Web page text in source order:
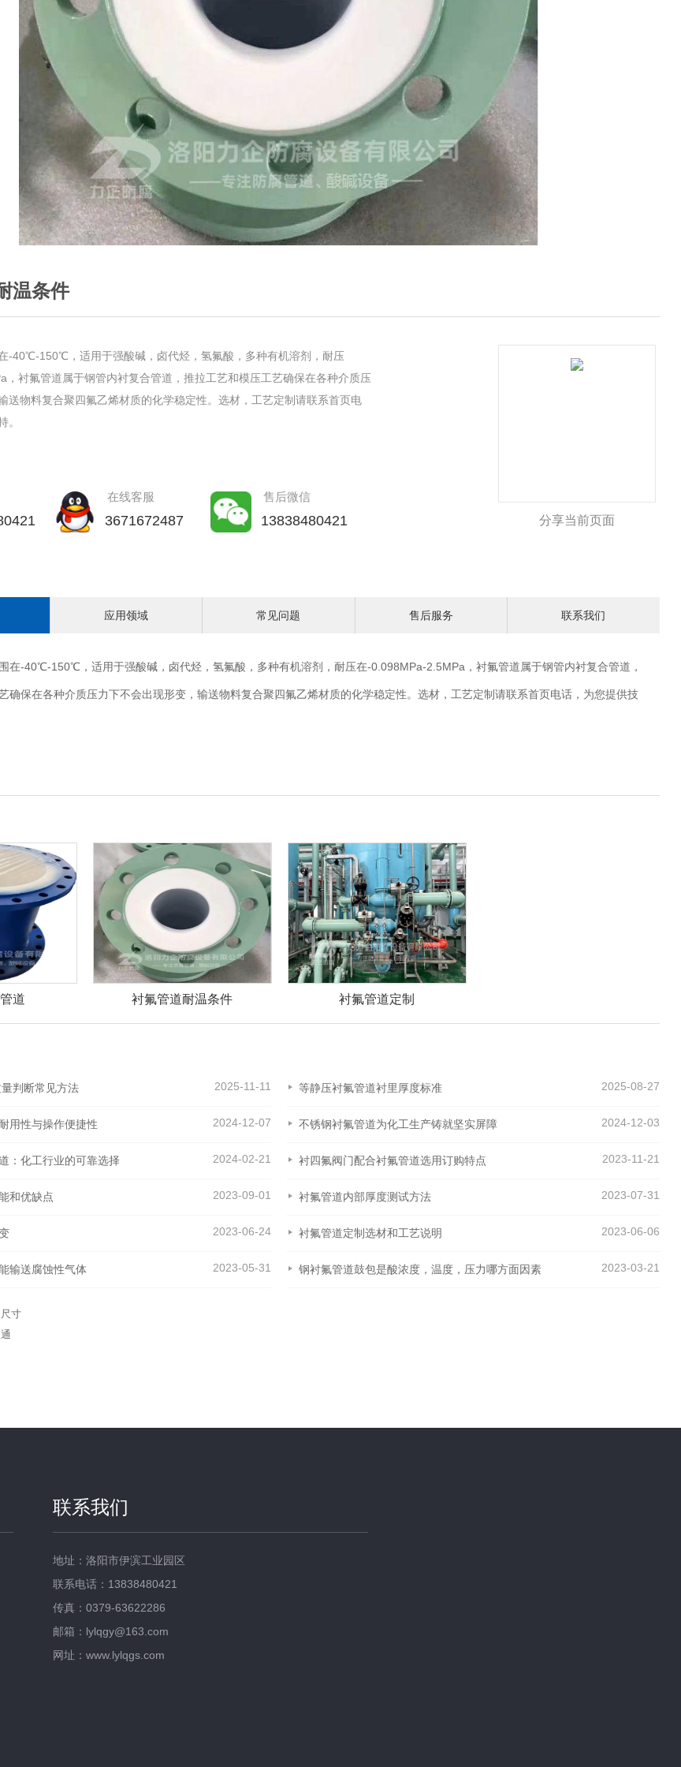
温条件
-40℃-150℃，适用于强酸碱，卤代烃，氢氟酸，多种有机溶剂，耐压
，衬氟管道属于钢管内衬复合管道，推拉工艺和模压工艺确保在各种介质压
送物料复合聚四氟乙烯材质的化学稳定性。选材，工艺定制请联系首页电
。
在线客服
3671672487
售后微信
13838480421 分享当前页面
应用领域 常见问题 售后服务 联系我们
在-40℃-150℃，适用于强酸碱，卤代烃，氢氟酸，多种有机溶剂，耐压在-0.098MPa-2.5MPa，衬氟管道属于钢管内衬复合管道，
确保在各种介质压力下不会出现形变，输送物料复合聚四氟乙烯材质的化学稳定性。选材，工艺定制请联系首页电话，为您提供技
道 衬氟管道耐温条件 衬氟管道定制
2025-11-11
判断常见方法 2025-08-27
等静压衬氟管道衬里厚度标准
2024-12-07
用性与操作便捷性 2024-12-03
不锈钢衬氟管道为化工生产铸就坚实屏障
2024-02-21
：化工行业的可靠选择 2023-11-21
衬四氟阀门配合衬氟管道选用订购特点
2023-09-01
和优缺点 2023-07-31
衬氟管道内部厚度测试方法
2023-06-24 2023-06-06
衬氟管道定制选材和工艺说明
2023-05-31
输送腐蚀性气体 2023-03-21
钢衬氟管道鼓包是酸浓度，温度，压力哪方面因素
寸
联系我们
地址：洛阳市伊滨工业园区
联系电话：13838480421
传真：0379-63622286
邮箱：lylqgy@163.com
网址：www.lylqgs.com